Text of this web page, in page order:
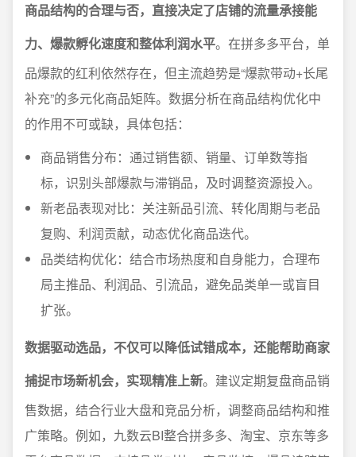
商品结构的合理与否，直接决定了店铺的流量承接能
力、爆款孵化速度和整体利润水平。在拼多多平台，单
品爆款的红利依然存在，但主流趋势是“爆款带动+长尾
补充”的多元化商品矩阵。数据分析在商品结构优化中
的作用不可或缺，具体包括：
商品销售分布：通过销售额、销量、订单数等指
标，识别头部爆款与滞销品，及时调整资源投入。
新老品表现对比：关注新品引流、转化周期与老品
复购、利润贡献，动态优化商品迭代。
品类结构优化：结合市场热度和自身能力，合理布
局主推品、利润品、引流品，避免品类单一或盲目
扩张。
数据驱动选品，不仅可以降低试错成本，还能帮助商家
捕捉市场新机会，实现精准上新。建议定期复盘商品销
售数据，结合行业大盘和竞品分析，调整商品结构和推
广策略。例如，九数云BI整合拼多多、淘宝、京东等多